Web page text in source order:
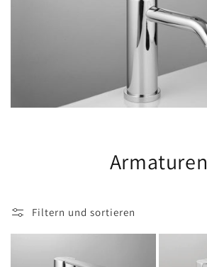
Armaturen
Filtern und sortieren